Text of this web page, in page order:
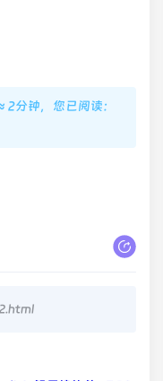
分钟，您已阅读：